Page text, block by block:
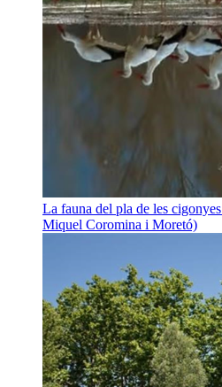
La fauna del pla de les cigonyes
Miquel Coromina i Moretó)